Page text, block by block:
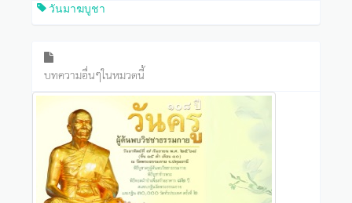
วันมาฆบูชา
บทความอื่นๆในหมวดนี้